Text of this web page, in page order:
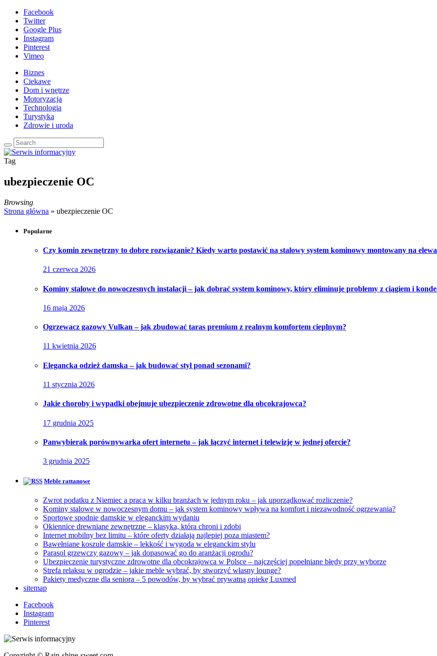
Facebook
Twitter
Google Plus
Instagram
Pinterest
Vimeo
Biznes
Ciekawe
Dom i wnętrze
Motoryzacja
Technologia
Turystyka
Zdrowie i uroda
Tag
ubezpieczenie OC
Browsing
Strona główna » ubezpieczenie OC
Popularne
Czy komin zewnętrzny to dobre rozwiązanie? Kiedy warto postawić na stalowy system kominowy montowany na
21 czerwca 2026
Kominy stalowe do nowoczesnych instalacji – jak dobrać system kominowy, który eliminuje problemy z ciągiem i
16 maja 2026
Ogrzewacz gazowy Vulkan – jak zbudować taras premium z realnym komfortem cieplnym?
11 kwietnia 2026
Elegancka odzież damska – jak budować styl ponad sezonami?
11 stycznia 2026
Jakie choroby i wypadki obejmuje ubezpieczenie zdrowotne dla obcokrajowca?
17 grudnia 2025
Panwybierak porównywarka ofert internetu – jak łączyć internet i telewizję w jednej ofercie?
3 grudnia 2025
Meble rattanowe
Zwrot podatku z Niemiec a praca w kilku branżach w jednym roku – jak uporządkować rozliczenie?
Kominy stalowe w nowoczesnym domu – jak system kominowy wpływa na komfort i niezawodność ogrzewania?
Sportowe spodnie damskie w eleganckim wydaniu
Okiennice drewniane zewnętrzne – klasyka, która chroni i zdobi
Internet mobilny bez limitu – które oferty działają najlepiej poza miastem?
Bawełniane koszule damskie – lekkość i wygoda w eleganckim stylu
Parasol grzewczy gazowy – jak dopasować go do aranżacji ogrodu?
Ubezpieczenie turystyczne zdrowotne dla obcokrajowca w Polsce – najczęściej popełniane błędy przy wyborze
Strefa relaksu w ogrodzie – jakie meble wybrać, by stworzyć własny lounge?
Pakiety medyczne dla seniora – 5 powodów, by wybrać prywatną opiekę Luxmed
sitemap
Facebook
Instagram
Pinterest